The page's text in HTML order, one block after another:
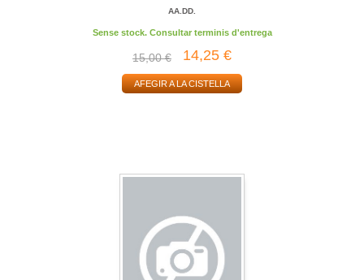
AA.DD.
Sense stock. Consultar terminis d'entrega
15,00 € 14,25 €
AFEGIR A LA CISTELLA